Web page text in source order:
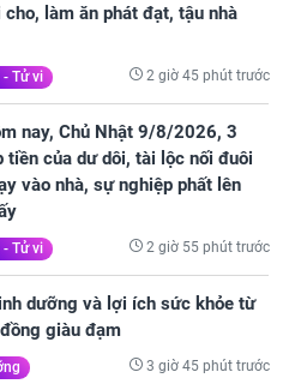
cho, làm ăn phát đạt, tậu nhà
- Tử vi 2 giờ 45 phút trước
nay, Chủ Nhật 9/8/2026, 3
tiền của dư dôi, tài lộc nối đuôi
vào nhà, sự nghiệp phất lên
- Tử vi 2 giờ 55 phút trước
dưỡng và lợi ích sức khỏe từ
giàu đạm
3 giờ 45 phút trước